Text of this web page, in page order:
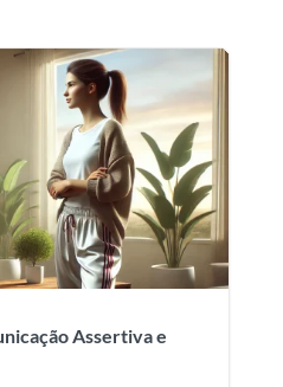
Assertiva e